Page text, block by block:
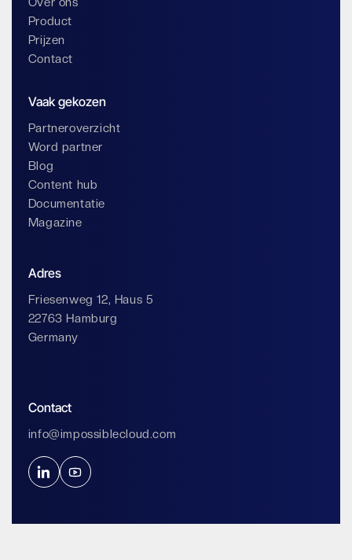
Product
Prijzen
Contact
Vaak gekozen
Partneroverzicht
Word partner
Blog
Content hub
Documentatie
Magazine
Adres
Friesenweg 12, Haus 5
22763 Hamburg
Germany
Contact
info@impossiblecloud.com